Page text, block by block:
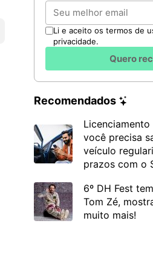
Email
Li e aceito os termos de
privacidade.
Quero
Recomendados
você precisa
veículo
prazos com o
6º DH Fest
Tom Zé,
muito mais!